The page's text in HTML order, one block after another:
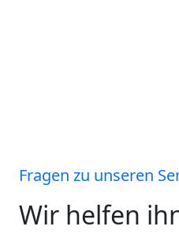
Fragen zu unseren
Wir helfen